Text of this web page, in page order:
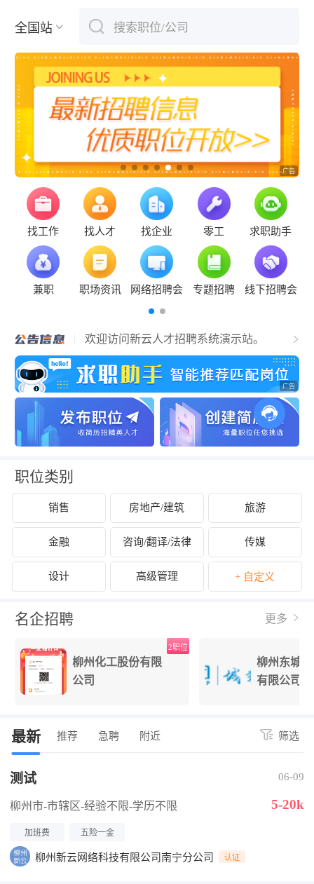
全国站 搜索职位/公司
下拉刷新
找工作 找人才 找企业 零工 求职助手
兼职 职场资讯 网络招聘会 专题招聘 线下招聘会
欢迎访问新云人才招聘系统演示站。
柳州市2020年12月人才奖励补贴名单公示
职位类别
销售 房地产/建筑 旅游
金融 咨询/翻译/法律 传媒
设计 高级管理 + 自定义
名企招聘 更多
柳州化工股份有限
公司
2职位
柳州东城
有限公司
最新 推荐 急聘 附近 筛选
测试 06-09
柳州市-市辖区-经验不限-学历不限 5-20k
加班费 五险一金
柳州新云网络科技有限公司南宁分公司 认证